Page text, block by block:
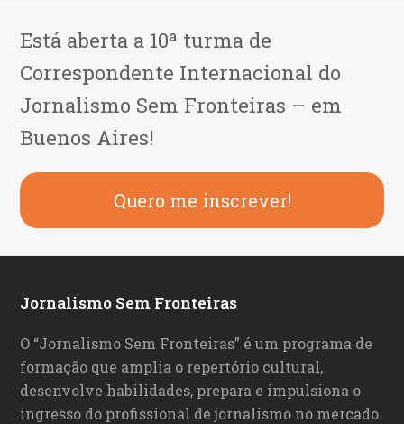
Está aberta a 10ª turma de
Correspondente Internacional do
Jornalismo Sem Fronteiras – em
Buenos Aires!
Quero me inscrever!
Jornalismo Sem Fronteiras
O “Jornalismo Sem Fronteiras” é um programa de
formação que amplia o repertório cultural,
desenvolve habilidades, prepara e impulsiona o
ingresso do profissional de jornalismo no mercado